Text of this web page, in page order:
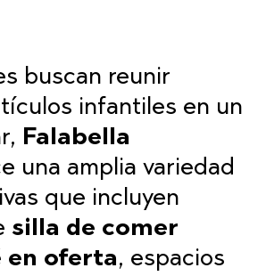
buscan reunir
infantiles en un
Falabella
una amplia variedad
que incluyen
silla de comer
en oferta, espacios